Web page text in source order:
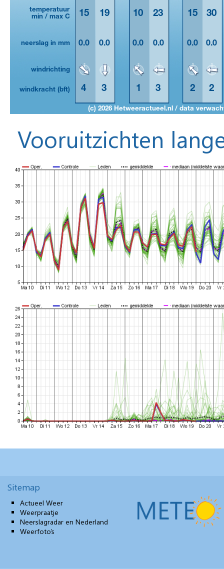
Vooruitzichten
Sitemap
Actueel Weer
Weerpraatje
Neerslagradar en Nederland
Weerfoto’s